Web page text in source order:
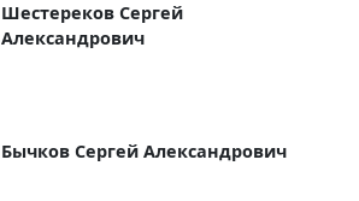
Шестереков Сергей
Александрович
Бычков Сергей Александрович